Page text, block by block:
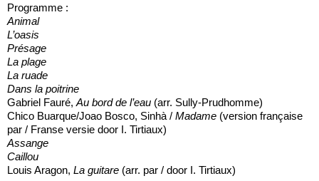
Programme :
Animal
L’oasis
Présage
La plage
La ruade
Dans la poitrine
Gabriel Fauré, Au bord de l’eau (arr. Sully-Prudhomme)
Chico Buarque/Joao Bosco, Sinhà / Madame (version française
par / Franse versie door I. Tirtiaux)
Assange
Caillou
Louis Aragon, La guitare (arr. par / door I. Tirtiaux)